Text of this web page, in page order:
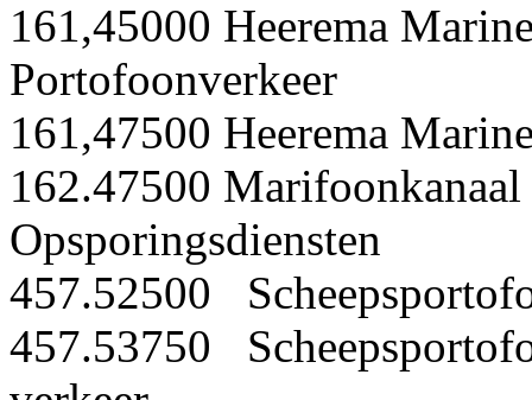
161,45000 Heerema
Portofoonverkeer
161,47500 Heerema
162.47500
Opsporingsdiensten
457.52500
457.53750